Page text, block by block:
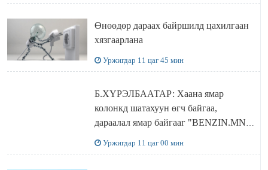
Өнөөдөр дараах байршилд цахилгаан
хязгаарлана
Уржигдар 11 цаг 45 мин
Б.ХҮРЭЛБААТАР: Хаана ямар
колонкд шатахуун өгч байгаа,
дараалал ямар байгааг "BENZIN.MN”
Уржигдар 11 цаг 00 мин